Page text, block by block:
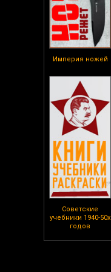
Империя ножей
Советские
учебники 1940-50х
годов